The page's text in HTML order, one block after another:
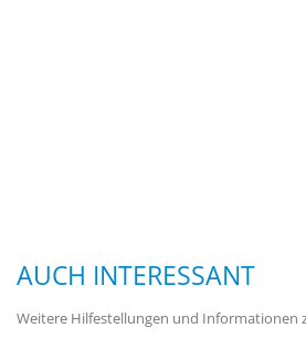
AUCH INTERESSANT
Weitere Hilfestellungen und Informationen